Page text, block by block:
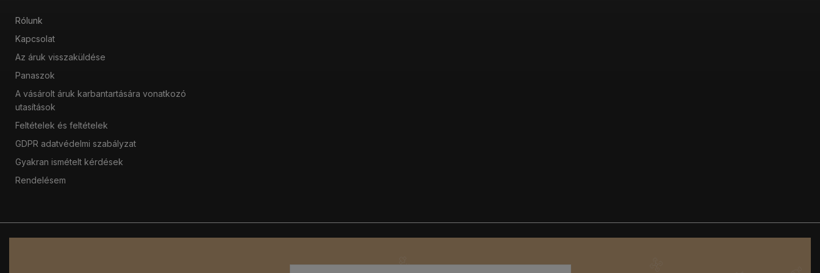
Rólunk
Kapcsolat
Az áruk visszaküldése
Panaszok
A vásárolt áruk karbantartására vonatkozó
utasítások
Feltételek és feltételek
GDPR adatvédelmi szabályzat
Gyakran ismételt kérdések
Rendelésem